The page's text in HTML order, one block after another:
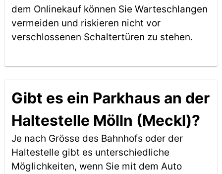
dem Onlinekauf können Sie Warteschlangen
vermeiden und riskieren nicht vor
verschlossenen Schaltertüren zu stehen.
Gibt es ein Parkhaus an der
Haltestelle Mölln (Meckl)?
Je nach Grösse des Bahnhofs oder der
Haltestelle gibt es unterschiedliche
Möglichkeiten, wenn Sie mit dem Auto